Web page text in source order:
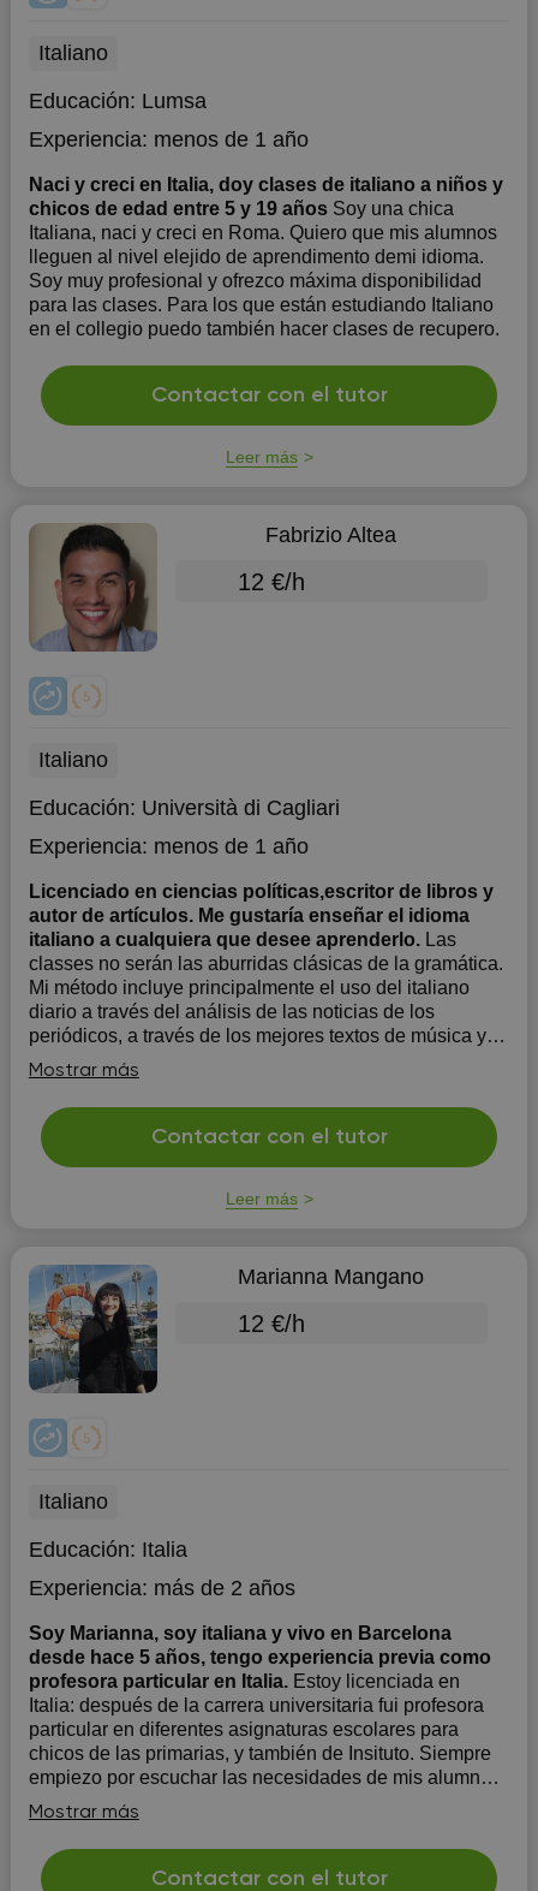
Italiano
Educación: Lumsa
Experiencia: menos de 1 año
Naci y creci en Italia, doy clases de italiano a niños y
chicos de edad entre 5 y 19 años Soy una chica
Italiana, naci y creci en Roma. Quiero que mis alumnos
lleguen al nivel elejido de aprendimento demi idioma.
Soy muy profesional y ofrezco máxima disponibilidad
para las clases. Para los que están estudiando Italiano
en el collegio puedo también hacer clases de recupero.
Contactar con el tutor
Leer más
Fabrizio Altea
12 €/h
Italiano
Educación: Università di Cagliari
Experiencia: menos de 1 año
Licenciado en ciencias políticas,escritor de libros y
autor de artículos. Me gustaría enseñar el idioma
italiano a cualquiera que desee aprenderlo. Las
classes no serán las aburridas clásicas de la gramática.
Mi método incluye principalmente el uso del italiano
diario a través del análisis de las noticias de los
periódicos, a través de los mejores textos de música y
películas que han hecho la historia de la cultura italiana.
Como ocurre con tod...
Mostrar más
Contactar con el tutor
Leer más
Marianna Mangano
12 €/h
Italiano
Educación: Italia
Experiencia: más de 2 años
Soy Marianna, soy italiana y vivo en Barcelona
desde hace 5 años, tengo experiencia previa como
profesora particular en Italia. Estoy licenciada en
Italia: después de la carrera universitaria fui profesora
particular en diferentes asignaturas escolares para
chicos de las primarias, y también de Insituto. Siempre
empiezo por escuchar las necesidades de mis alumnos
y así juntos entender la mejor manera para impartir las
clases...
Mostrar más
Contactar con el tutor